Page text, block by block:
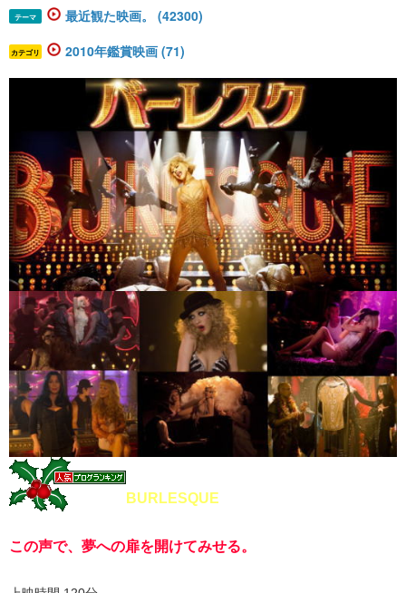
テーマ 最近観た映画。 (42300)
カテゴリ 2010年鑑賞映画 (71)
BURLESQUE
この声で、夢への扉を開けてみせる。